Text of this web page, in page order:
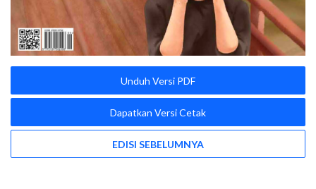
Unduh Versi PDF
Dapatkan Versi Cetak
EDISI SEBELUMNYA